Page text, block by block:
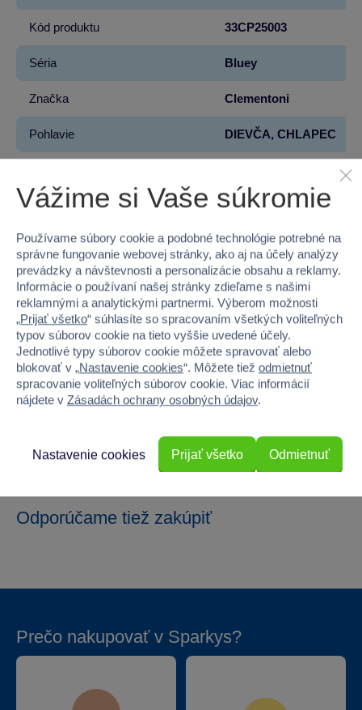
Kód produktu 33CP25003
Séria Bluey
Značka Clementoni
Pohlavie DIEVČA, CHLAPEC
Materiál PAPIER
Počet dielikov 144
Šírka 28.7
Výška 19.2
Hĺbka 3.5
Hmotnosť v gramoch 373
Batérie príslušenstva - vyžaduje Ne
Odporúčame tiež zakúpiť
Prečo nakupovať v Sparkys?
Vážime si Vaše súkromie
Používame súbory cookie a podobné technológie potrebné na
správne fungovanie webovej stránky, ako aj na účely analýzy
prevádzky a návštevnosti a personalizácie obsahu a reklamy.
Informácie o používaní našej stránky zdieľame s našimi
reklamnými a analytickými partnermi. Výberom možnosti
„Prijať všetko“ súhlasíte so spracovaním všetkých voliteľných
typov súborov cookie na tieto vyššie uvedené účely.
Jednotlivé typy súborov cookie môžete spravovať alebo
blokovať v „Nastavenie cookies“. Môžete tiež odmietnuť
spracovanie voliteľných súborov cookie. Viac informácií
nájdete v Zásadách ochrany osobných údajov.
Odmietnuť
Nastavenie cookies Prijať všetko